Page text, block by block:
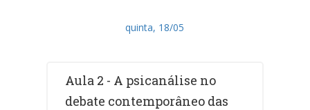
quinta, 18/05
Aula 2 - A psicanálise no
debate contemporâneo das